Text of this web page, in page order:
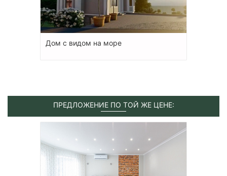
Дом с видом на море
ПРЕДЛОЖЕНИЕ ПО ТОЙ ЖЕ ЦЕНЕ: